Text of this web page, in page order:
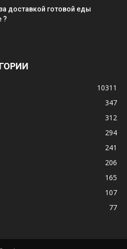
доставкой готовой еды
?
10311
347
312
294
241
206
165
107
77